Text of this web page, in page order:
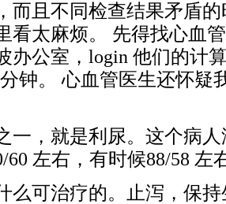
而且不同检查结果矛盾
看太麻烦。 先得找心血
办公室，login 他们的计
钟。 心血管医生还怀疑
一，就是利尿。这个病
60 左右，有时候88/58 左
么可治疗的。止泻，保